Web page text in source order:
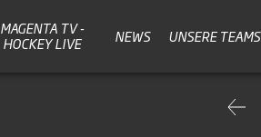
MAGENTA TV -
HOCKEY LIVE
NEWS UNSERE TEAMS